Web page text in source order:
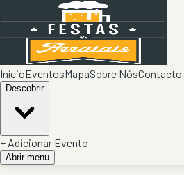
InícioEventosMapaSobre NósContacto
Descobrir
+ Adicionar Evento
Abrir menu